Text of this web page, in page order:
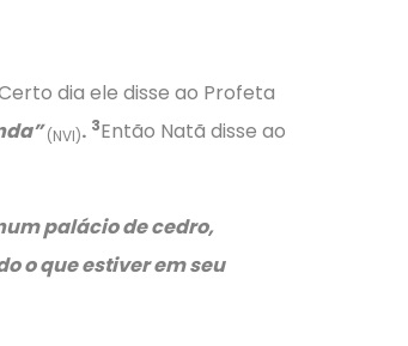
dia ele disse ao Profeta
(NVI). 3Então Natã disse ao
palácio de cedro,
o que estiver em seu